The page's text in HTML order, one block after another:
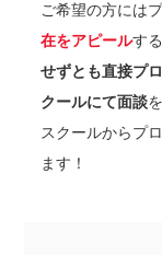
ご希望の方には
在をアピールす
せずとも直接プ
クールにて面談
スクールからプ
ます！